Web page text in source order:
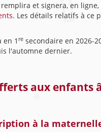
remplira et signera, en
Les détails relatifs à ce
en 1 resecondaire en 2026-
l'automne dernier.
aux enfants
à la